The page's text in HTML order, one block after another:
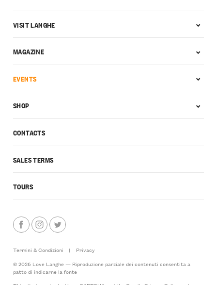
CONTACTS
SALES TERMS
TOURS
VISIT LANGHE
MAGAZINE
EVENTS
SHOP
Termini & Condizioni |
Privacy
© 2026 Love Langhe — Riproduzione parziale dei contenuti consentita a
patto di indicarne la fonte